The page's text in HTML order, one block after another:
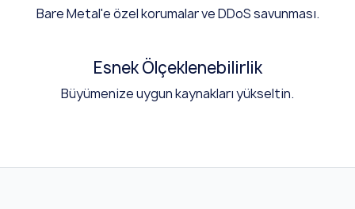
Bare Metal'e özel korumalar ve DDoS savunması.
Esnek Ölçeklenebilirlik
Büyümenize uygun kaynakları yükseltin.